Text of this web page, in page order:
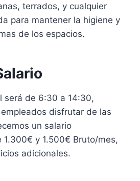
terrados, y cualquier
para mantener la higiene y
de los espacios.
será de 6:30 a 14:30,
disfrutar de las
un salario
1.300€ y 1.500€ Bruto/mes,
adicionales.